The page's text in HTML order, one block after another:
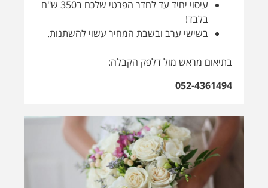
חבילת כלה
חבילת כלה הכוללת כל מה שצריך ליום
ההתארגנות!
אישור כניסת ספקים, כיסא בר, מראת גוף ניידת,